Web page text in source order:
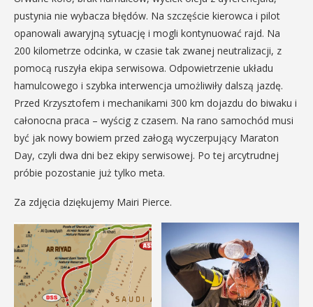
pustynia nie wybacza błędów. Na szczęście kierowca i pilot
opanowali awaryjną sytuację i mogli kontynuować rajd. Na
200 kilometrze odcinka, w czasie tak zwanej neutralizacji, z
pomocą ruszyła ekipa serwisowa. Odpowietrzenie układu
hamulcowego i szybka interwencja umożliwiły dalszą jazdę.
Przed Krzysztofem i mechanikami 300 km dojazdu do biwaku i
całonocna praca – wyścig z czasem. Na rano samochód musi
być jak nowy bowiem przed załogą wyczerpujący Maraton
Day, czyli dwa dni bez ekipy serwisowej. Po tej arcytrudnej
próbie pozostanie już tylko meta.
Za zdjęcia dziękujemy Mairi Pierce.